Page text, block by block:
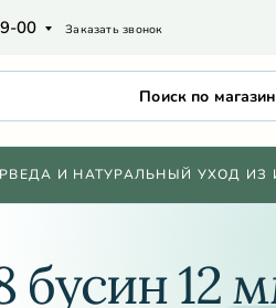
00 Заказать звонок
Поиск по
И НАТУРАЛЬНЫЙ УХОД ИЗ
бусин 12